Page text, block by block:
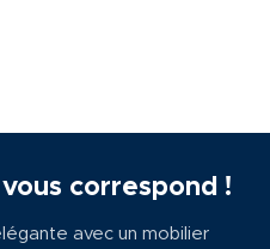
correspond !
avec un mobilier